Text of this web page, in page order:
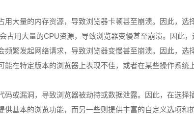
大量的内存资源，导致浏览器卡顿甚至崩溃。因此，选
用大量的CPU资源，导致浏览器变慢甚至崩溃。因此，
繁发起网络请求，导致浏览器变慢甚至崩溃。因此，选
在特定版本的浏览器上表现不佳，或者在某些操作系统
或漏洞，导致浏览器被劫持或数据泄露。因此，在选择
基本的浏览功能，而另一些则提供丰富的自定义选项和